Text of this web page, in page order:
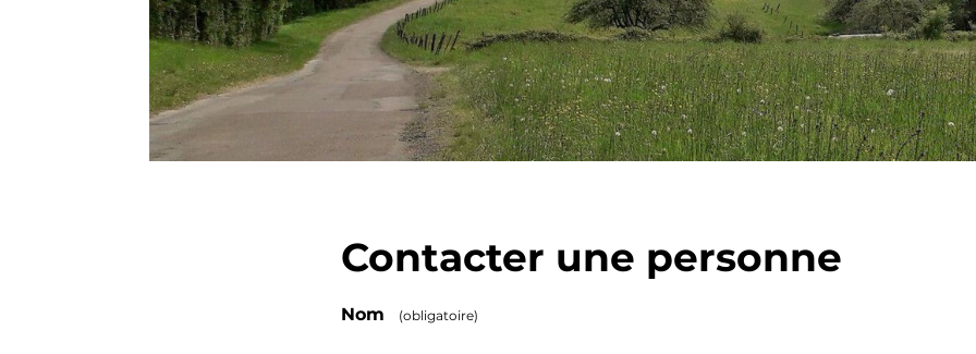
Étape1/1
Contacter une personne
Nom (obligatoire)